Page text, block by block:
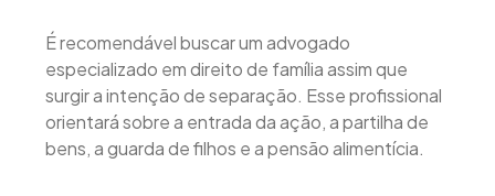
É recomendável buscar um advogado
especializado em direito de família assim que
surgir a intenção de separação. Esse profissional
orientará sobre a entrada da ação, a partilha de
bens, a guarda de filhos e a pensão alimentícia.